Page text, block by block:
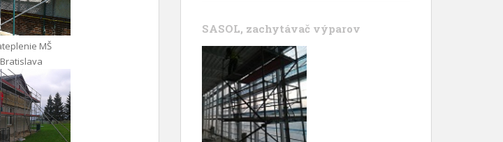
MŠ
SASOL, zachytávač výparov